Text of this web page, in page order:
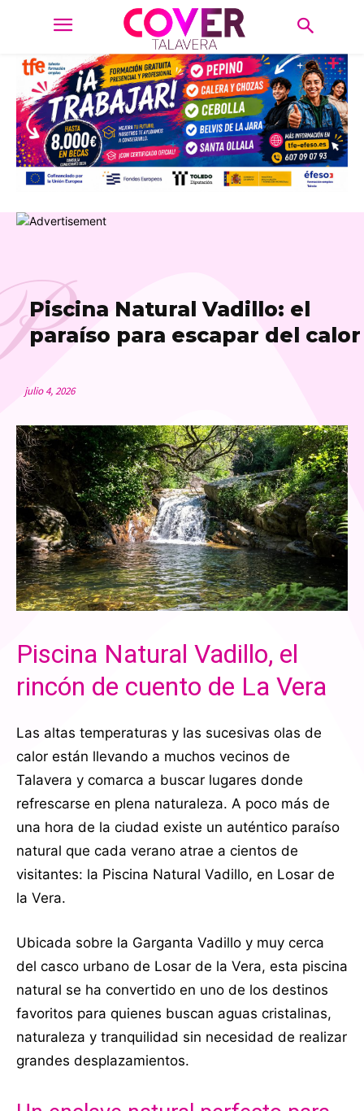
Piscina Natural Vadillo: el
paraíso para escapar del calor
julio 4, 2026
Piscina Natural Vadillo, el
rincón de cuento de La Vera
Las altas temperaturas y las sucesivas olas de
calor están llevando a muchos vecinos de
Talavera y comarca a buscar lugares donde
refrescarse en plena naturaleza. A poco más de
una hora de la ciudad existe un auténtico paraíso
natural que cada verano atrae a cientos de
visitantes: la Piscina Natural Vadillo, en Losar de
la Vera.
Ubicada sobre la Garganta Vadillo y muy cerca
del casco urbano de Losar de la Vera, esta piscina
natural se ha convertido en uno de los destinos
favoritos para quienes buscan aguas cristalinas,
naturaleza y tranquilidad sin necesidad de realizar
grandes desplazamientos.